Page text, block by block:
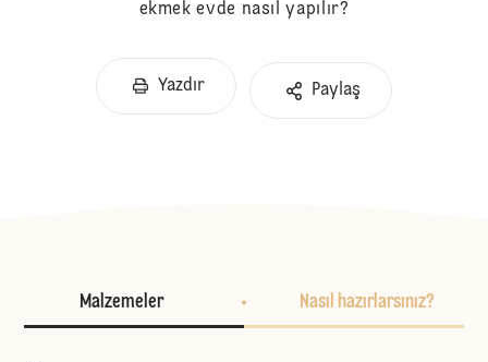
ekmek evde nasıl yapılır?
Yazdır Paylaş
Malzemeler Nasıl hazırlarsınız?